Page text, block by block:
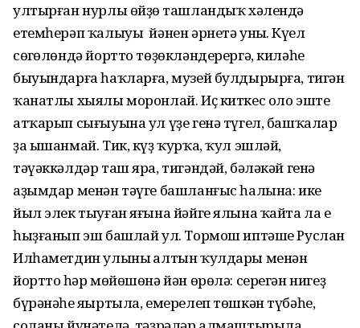
ултырған нурлы өйҙөң ташландыҡ хәлендә
етемһерәп ҡалыуы йәнен әрнетә уның. Күңел
сөңгөлөндә йортто төҙөкләндерергә, киләһе
быуындарға һаҡларға, музей булдырырға, тигән
ҡанатлы хыялы моронлай. Иҫ киткес оло эште
атҡарып сығыуына ул үҙе генә түгел, башҡалар
ҙа ышанмай. Тик, күҙ ҡурҡа, ҡул эшләй,
тәүәккәлдәр таш яра, тигәндәй, бәләкәй генә
аҙымдар менән тәүге башланғыс һалына: ике
йыл элек тыуған яғына йәйге ялына ҡайта ла ең
һыҙғанып эш башлай ул. Тормош иптәше Руслан
Илһаметдин улының алтын ҡулдары менән
йорттоң һәр мөйөшөнә йән өрөлә: серегән нигеҙ
бүрәнәһе яңыртыла, емерелеп төшкән түбәһе,